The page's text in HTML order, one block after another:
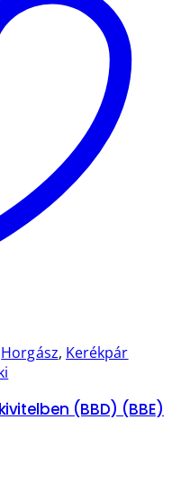
Horgász, Kerékpár
(BBD) (BBE)